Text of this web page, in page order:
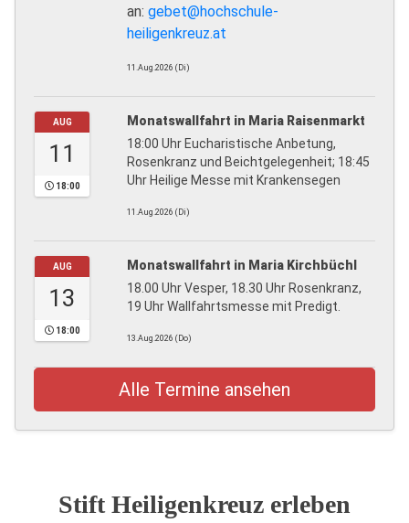
an: gebet@hochschule-
heiligenkreuz.at
11.Aug.2026 (Di)
AUG
11
18:00
Monatswallfahrt in Maria Raisenmarkt
18:00 Uhr Eucharistische Anbetung,
Rosenkranz und Beichtgelegenheit; 18:45
Uhr Heilige Messe mit Krankensegen
11.Aug.2026 (Di)
AUG
13
18:00
Monatswallfahrt in Maria Kirchbüchl
18.00 Uhr Vesper, 18.30 Uhr Rosenkranz,
19 Uhr Wallfahrtsmesse mit Predigt.
13.Aug.2026 (Do)
Alle Termine ansehen
Stift Heiligenkreuz erleben